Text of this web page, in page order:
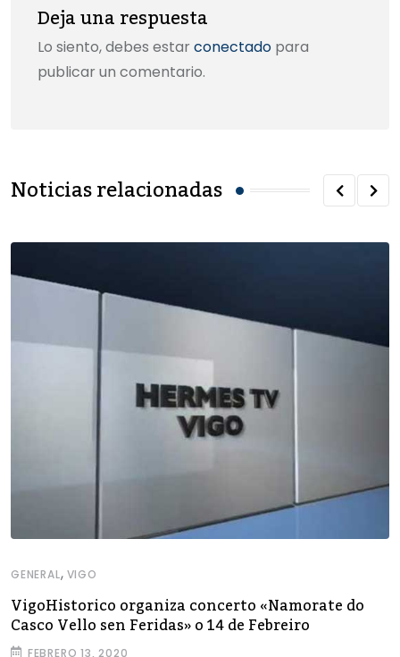
Deja una respuesta
Lo siento, debes estar conectado para
publicar un comentario.
Noticias relacionadas
GENERAL, VIGO
VigoHistorico organiza concerto «Namorate do
Casco Vello sen Feridas» o 14 de Febreiro
FEBRERO 13, 2020